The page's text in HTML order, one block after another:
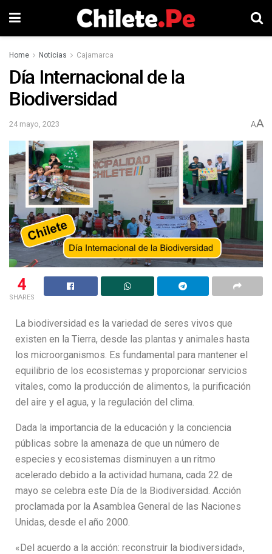
Home Noticias Cajamarca
Día Internacional de la
Biodiversidad
24 mayo, 2023 AA
4
SHARES
La biodiversidad es la variedad de seres vivos que
existen en la Tierra, desde las plantas y animales hasta
los microorganismos. Es fundamental para mantener el
equilibrio de los ecosistemas y proporcionar servicios
vitales, como la producción de alimentos, la purificación
del aire y el agua, y la regulación del clima.
Dada la importancia de la educación y la conciencia
públicas sobre la amenaza de que un número de
especies y ecosistemas disminuyen a un ritmo
acelerado debido a la actividad humana, cada 22 de
mayo se celebra este Día de la Biodiversidad. Acción
proclamada por la Asamblea General de las Naciones
Unidas, desde el año 2000.
«Del acuerdo a la acción: reconstruir la biodiversidad»,